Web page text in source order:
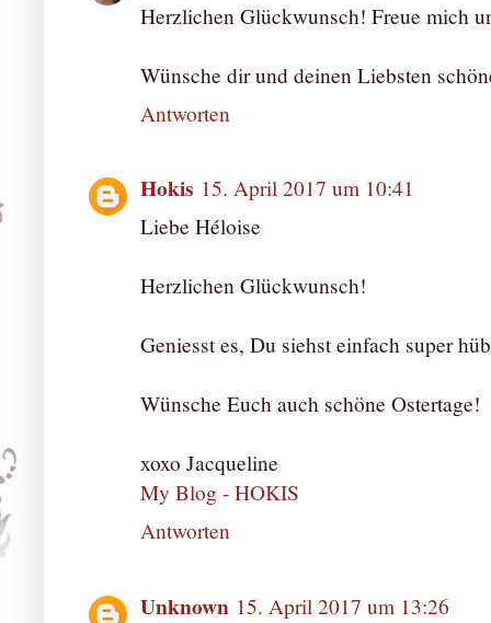
Herzlichen Glückwunsch! Freue mich
Wünsche dir und deinen Liebsten
Antworten
Hokis 15. April 2017 um 10:41
Liebe Héloise
Herzlichen Glückwunsch!
Geniesst es, Du siehst einfach super
Wünsche Euch auch schöne Ostertage!
xoxo Jacqueline
My Blog - HOKIS
Antworten
Unknown 15. April 2017 um 13:26